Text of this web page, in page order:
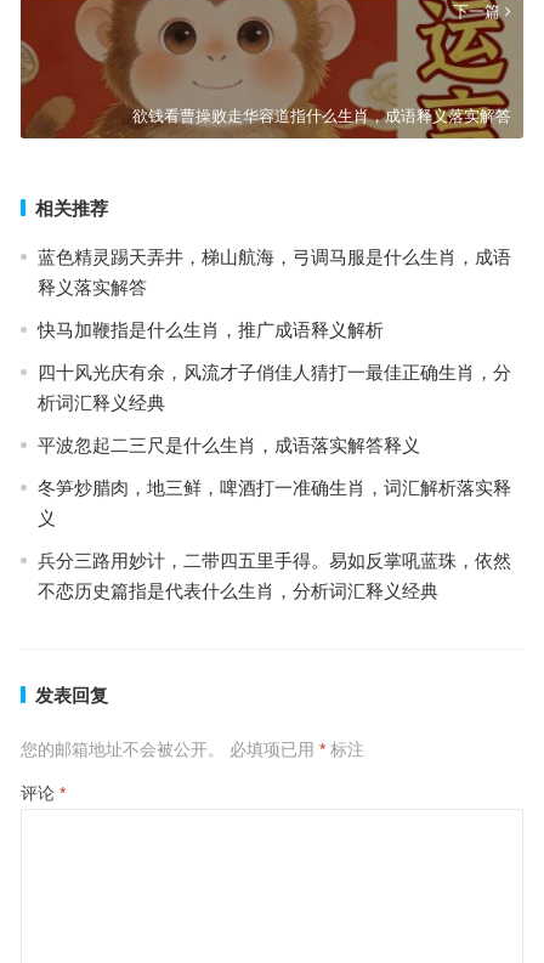
下一篇
欲钱看曹操败走华容道指什么生肖，成语释义落实解答
相关推荐
蓝色精灵踢天弄井，梯山航海，弓调马服是什么生肖，成语
释义落实解答
快马加鞭指是什么生肖，推广成语释义解析
四十风光庆有余，风流才子俏佳人猜打一最佳正确生肖，分
析词汇释义经典
平波忽起二三尺是什么生肖，成语落实解答释义
冬笋炒腊肉，地三鲜，啤酒打一准确生肖，词汇解析落实释
义
兵分三路用妙计，二带四五里手得。易如反掌吼蓝珠，依然
不恋历史篇指是代表什么生肖，分析词汇释义经典
发表回复
您的邮箱地址不会被公开。 必填项已用 *标注
评论 *